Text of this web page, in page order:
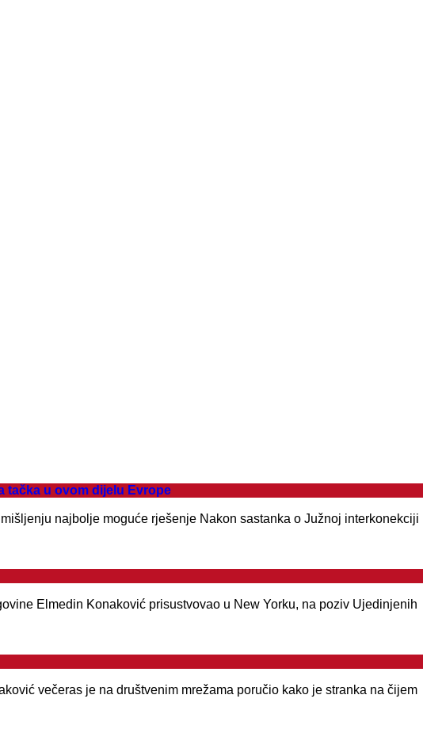
tačka u ovom dijelu Evrope
najbolje moguće rješenje Nakon sastanka o Južnoj interkonekciji
Elmedin Konaković prisustvovao u New Yorku, na poziv Ujedinjenih
večeras je na društvenim mrežama poručio kako je stranka na čijem